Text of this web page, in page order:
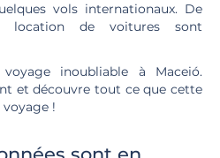
vols internationaux. De
location de voitures sont
inoubliable à Maceió.
et découvre tout ce que cette
!